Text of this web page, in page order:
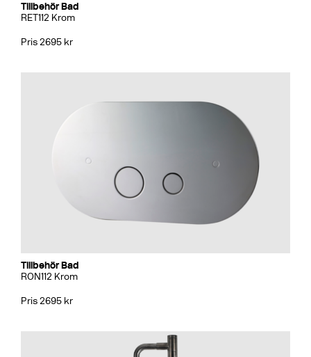
Tillbehör Bad
RET112 Krom
Pris 2695 kr
Tillbehör Bad
RON112 Krom
Pris 2695 kr